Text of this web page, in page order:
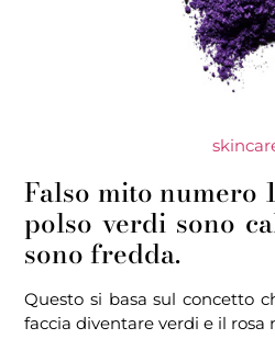
Falso mito numero
polso verdi sono
sono fredda.
Questo si basa sul concetto
faccia diventare verdi e il rosa